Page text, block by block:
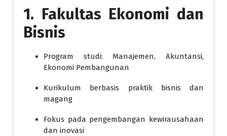
1. Fakultas Ekonomi dan
Bisnis
Program studi: Manajemen, Akuntansi,
Ekonomi Pembangunan
Kurikulum berbasis praktik bisnis dan
magang
Fokus pada pengembangan kewirausahaan
dan inovasi